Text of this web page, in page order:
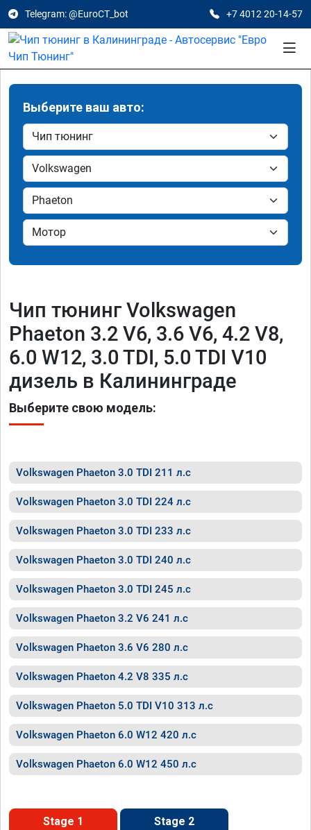
Telegram: @EuroCT_bot +7 4012 20-14-57
Выберите ваш авто:
Чип тюнинг Volkswagen
Phaeton 3.2 V6, 3.6 V6, 4.2 V8,
6.0 W12, 3.0 TDI, 5.0 TDI V10
дизель в Калининграде
Выберите свою модель:
Volkswagen Phaeton 3.0 TDI 211 л.с
Volkswagen Phaeton 3.0 TDI 224 л.с
Volkswagen Phaeton 3.0 TDI 233 л.с
Volkswagen Phaeton 3.0 TDI 240 л.с
Volkswagen Phaeton 3.0 TDI 245 л.с
Volkswagen Phaeton 3.2 V6 241 л.с
Volkswagen Phaeton 3.6 V6 280 л.с
Volkswagen Phaeton 4.2 V8 335 л.с
Volkswagen Phaeton 5.0 TDI V10 313 л.с
Volkswagen Phaeton 6.0 W12 420 л.с
Volkswagen Phaeton 6.0 W12 450 л.с
Stage 1 Stage 2